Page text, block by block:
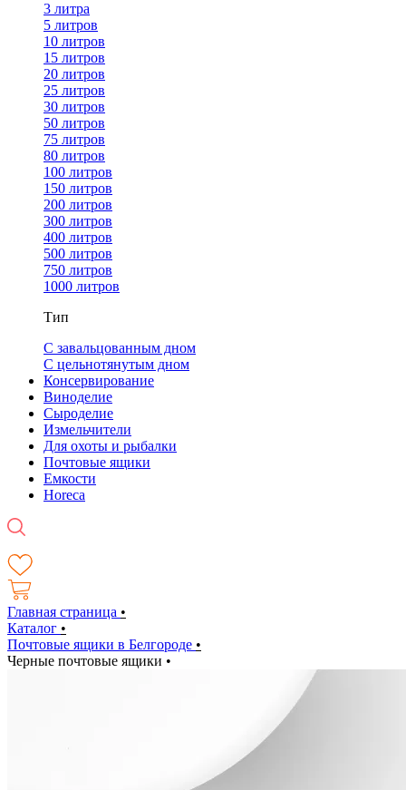
3 литра
5 литров
10 литров
15 литров
20 литров
25 литров
30 литров
50 литров
75 литров
80 литров
100 литров
150 литров
200 литров
300 литров
400 литров
500 литров
750 литров
1000 литров
Тип
С завальцованным дном
С цельнотянутым дном
Консервирование
Виноделие
Сыроделие
Измельчители
Для охоты и рыбалки
Почтовые ящики
Емкости
Horeca
Главная страница •
Каталог •
Почтовые ящики в Белгороде •
Черные почтовые ящики •